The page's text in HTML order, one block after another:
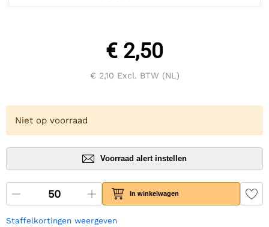
€ 2,50
€ 2,10 Excl. BTW (NL)
Niet op voorraad
Voorraad alert instellen
In winkelwagen
Staffelkortingen weergeven